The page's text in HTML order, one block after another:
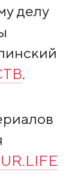
делу
.